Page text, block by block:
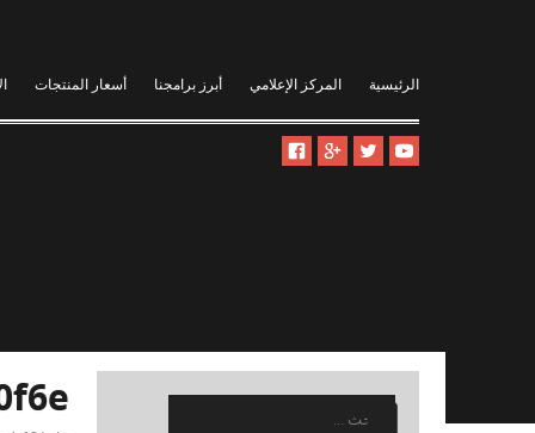
الرئيسية المركز الإعلامي أبرز برامجنا أسعار المنتجات